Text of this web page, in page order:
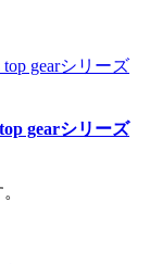
gearシリーズ